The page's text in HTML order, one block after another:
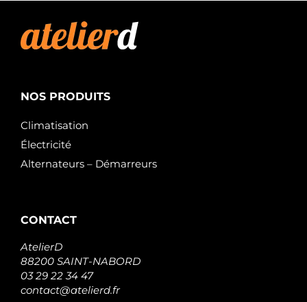
NOS PRODUITS
Climatisation
Électricité
Alternateurs – Démarreurs
CONTACT
AtelierD
88200 SAINT-NABORD
03 29 22 34 47
contact@atelierd.fr